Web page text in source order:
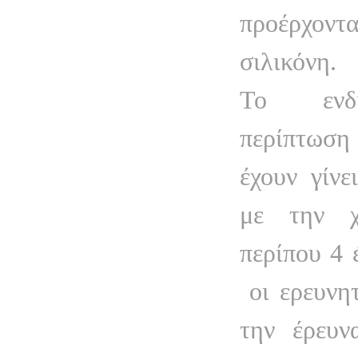
σιλικόνη.
Το
έχουν
με την
περίπου 4
οι
την